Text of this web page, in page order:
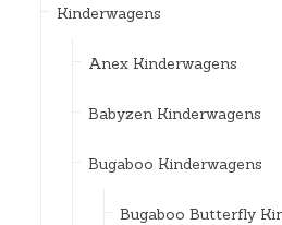
Kinderwagens
Anex Kinderwagens
Babyzen Kinderwagens
Bugaboo Kinderwagens
Bugaboo Butterfly